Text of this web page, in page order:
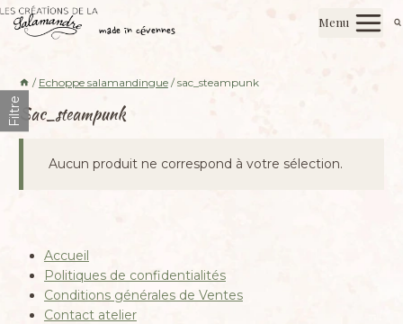
Aller
au
made in cévennes
Menu
/ Echoppe salamandingue / sac_steampunk
Sac_steampunk
Aucun produit ne correspond à votre sélection.
Accueil
Politiques de confidentialités
Conditions générales de Ventes
Contact atelier
Filtre